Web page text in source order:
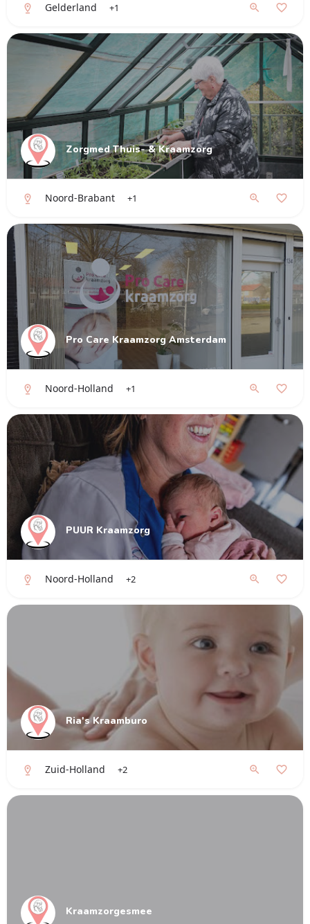
Gelderland +1
Zorgmed Thuis- & Kraamzorg
Noord-Brabant +1
Pro Care Kraamzorg Amsterdam
Noord-Holland +1
PUUR Kraamzorg
Noord-Holland +2
Ria's Kraamburo
Zuid-Holland +2
Kraamzorgesmee